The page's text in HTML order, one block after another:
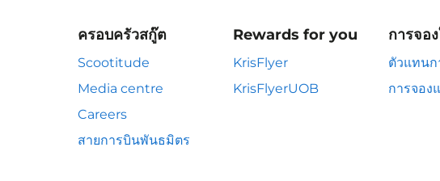
ครอบครัวสกู๊ต
Scootitude
Media centre
Careers
สายการบินพันธมิตร
Rewards for you
KrisFlyer
KrisFlyerUOB
การจอ
ตัวแทนก
การจอง